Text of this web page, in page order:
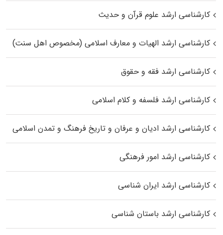
کارشناسی ارشد علوم قرآن و حدیث
کارشناسی ارشد الهیات و معارف اسلامی (مخصوص اهل سنت)
کارشناسی ارشد فقه و حقوق
کارشناسی ارشد فلسفه و کلام اسلامی
کارشناسی ارشد ادیان و عرفان و تاریخ فرهنگ و تمدن اسلامی
کارشناسی ارشد امور فرهنگی
کارشناسی ارشد ایران شناسی
کارشناسی ارشد باستان شناسی